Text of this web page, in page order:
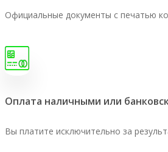
Официальные документы с печатью
Оплата наличными или
Вы платите исключительно за